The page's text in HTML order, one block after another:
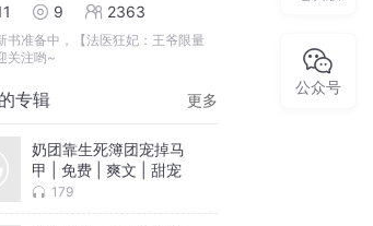
9 2363
书准备中，【法医狂妃：王爷限量
关注哟~
专辑 更多
奶团靠生死簿团宠掉马
甲 | 免费 | 爽文 | 甜宠
179
公众号